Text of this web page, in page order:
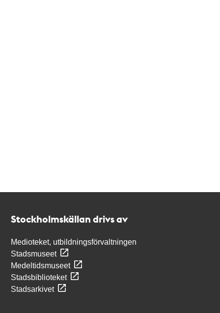
Stockholmskällan drivs av
Medioteket, utbildningsförvaltningen
Stadsmuseet
Medeltidsmuseet
Stadsbiblioteket
Stadsarkivet